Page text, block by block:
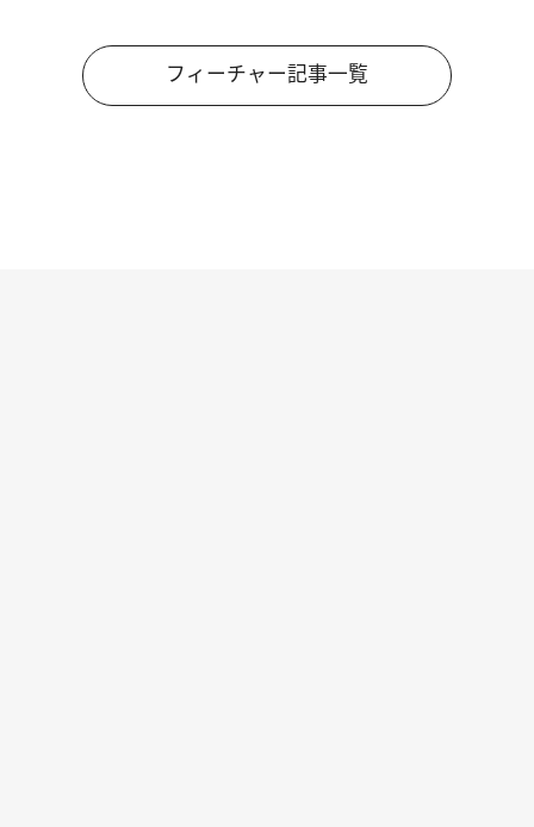
フィーチャー記事一覧